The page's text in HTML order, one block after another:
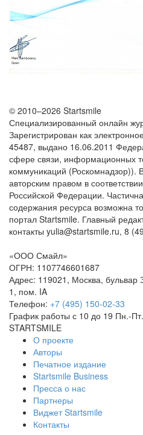
© 2010–2026 Startsmile
Специализированный онлайн
Зарегистрирован как
45487, выдано 16.06.2011
сфере связи, информационных
коммуникаций (Роскомнадзор)).
авторским правом в
Российской Федерации.
содержания ресурса возможна
портал Startsmile. Главный
контакты yulia@startsmile.ru, 8
«ООО Смайл»
ОГРН: 1107746601687
Адрес: 119021 , Москва, бульвар
1, пом. IA
Телефон: +7 (495) 150-02-33
График работы с 10 до 19 Пн.-
STARTSMILE
О проекте
Авторы
Печатное издание
Startsmile Business
Пресса о нас
Партнеры
Виджет Startsmile
Контакты